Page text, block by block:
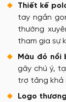
Thiết kế
tay ngắn
thường
tham gia sự
Màu đỏ nổi
gây chú ý,
trợ tăng khả
Logo